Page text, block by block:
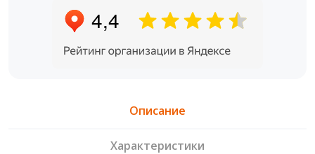
Описание
Характеристики